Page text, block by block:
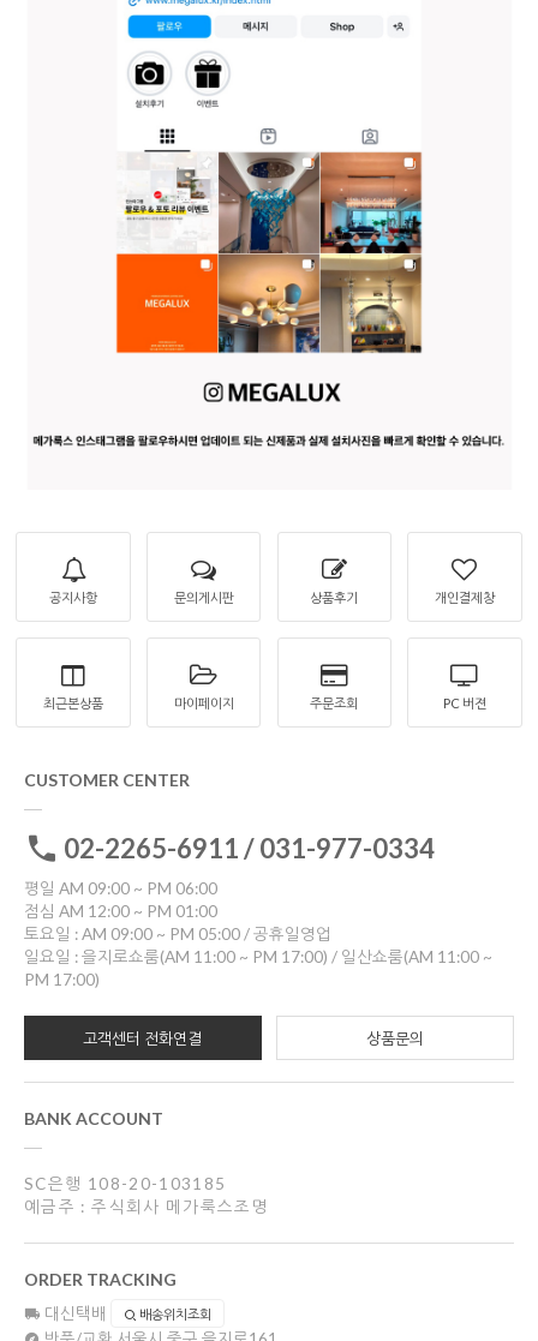
공지사항 문의게시판 상품후기 개인결제창
최근본상품 마이페이지 주문조회 PC 버젼
CUSTOMER CENTER
02-2265-6911 / 031-977-0334
평일 AM 09:00 ~ PM 06:00
점심 AM 12:00 ~ PM 01:00
토요일 : AM 09:00 ~ PM 05:00 / 공휴일영업
일요일 : 을지로쇼룸(AM 11:00 ~ PM 17:00) / 일산쇼룸(AM 11:00 ~
PM 17:00)
고객센터 전화연결 상품문의
BANK ACCOUNT
SC은행 108-20-103185
예금주 : 주식회사 메가룩스조명
ORDER TRACKING
대신택배 배송위치조회